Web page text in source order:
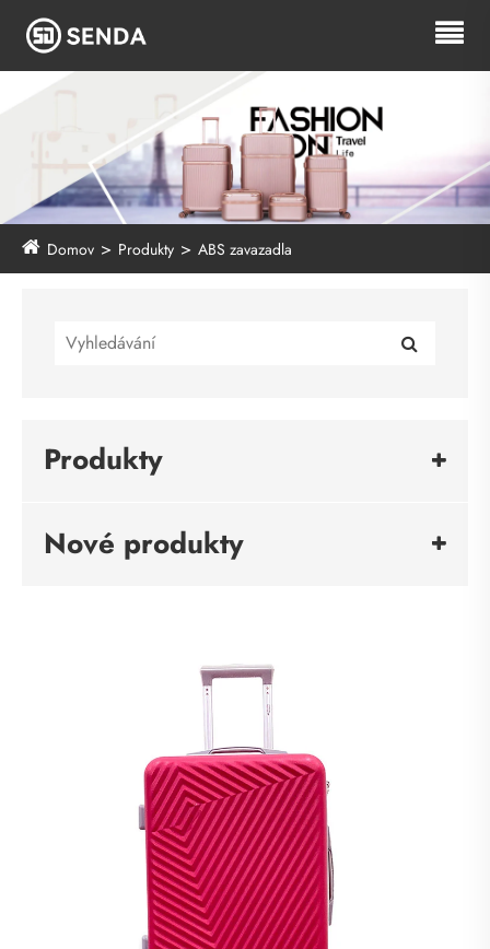
Domov Produkty ABS zavazadla
Produkty
Nové produkty